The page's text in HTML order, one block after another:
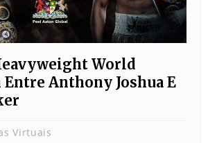
World
Anthony Joshua E
Virtuais